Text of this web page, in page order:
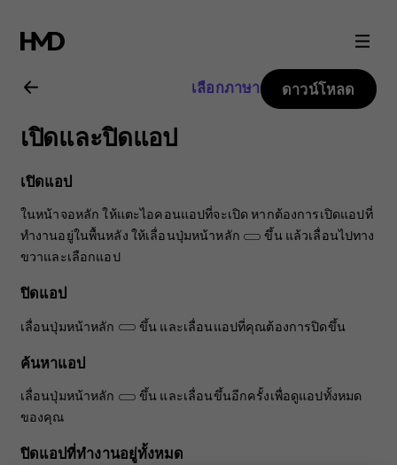
คู่มือ
ผู้
ใช้
Nokia
3.2
เลือกภาษา ดาวน์โหลด
เปิดและปิดแอป
เปิดแอป
ในหน้าจอหลัก ให้แตะไอคอนแอปที่จะเปิด หากต้องการเปิดแอปที่
ทำงานอยู่ในพื้นหลัง ให้เลื่อนปุ่มหน้าหลัก
ขึ้น แล้วเลื่อนไปทาง
ขวาและเลือกแอป
ปิดแอป
เลื่อนปุ่มหน้าหลัก ขึ้น และเลื่อนแอปที่คุณต้องการปิดขึ้น
ค้นหาแอป
เลื่อนปุ่มหน้าหลัก
ขึ้น และเลื่อนขึ้นอีกครั้งเพื่อดูแอปทั้งหมด
ของคุณ
ปิดแอปที่ทำงานอยู่ทั้งหมด